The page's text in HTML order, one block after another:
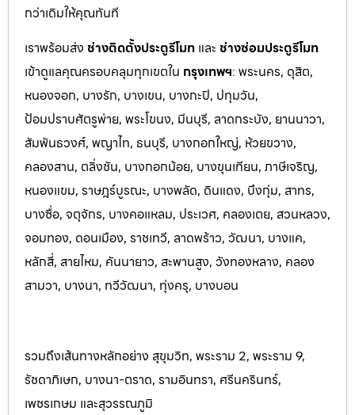
กว่าเดิมให้คุณทันที
เราพร้อมส่ง ช่างติดตั้งประตูรีโมท และ ช่างซ่อมประตูรีโมท
เข้าดูแลคุณครอบคลุมทุกเขตใน กรุงเทพฯ: พระนคร, ดุสิต,
หนองจอก, บางรัก, บางเขน, บางกะปิ, ปทุมวัน,
ป้อมปราบศัตรูพ่าย, พระโขนง, มีนบุรี, ลาดกระบัง, ยานนาวา,
สัมพันธวงศ์, พญาไท, ธนบุรี, บางกอกใหญ่, ห้วยขวาง,
คลองสาน, ตลิ่งชัน, บางกอกน้อย, บางขุนเทียน, ภาษีเจริญ,
หนองแขม, ราษฎร์บูรณะ, บางพลัด, ดินแดง, บึงกุ่ม, สาทร,
บางซื่อ, จตุจักร, บางคอแหลม, ประเวศ, คลองเตย, สวนหลวง,
จอมทอง, ดอนเมือง, ราชเทวี, ลาดพร้าว, วัฒนา, บางแค,
หลักสี่, สายไหม, คันนายาว, สะพานสูง, วังทองหลาง, คลอง
สามวา, บางนา, ทวีวัฒนา, ทุ่งครุ, บางบอน
รวมถึงเส้นทางหลักอย่าง สุขุมวิท, พระราม 2, พระราม 9,
รัชดาภิเษก, บางนา-ตราด, รามอินทรา, ศรีนครินทร์,
เพชรเกษม และสุวรรณภูมิ